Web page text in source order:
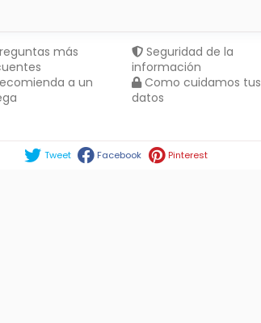
más
a un
Seguridad de la
información
Como cuidamos tus
datos
Tweet Facebook Pinterest